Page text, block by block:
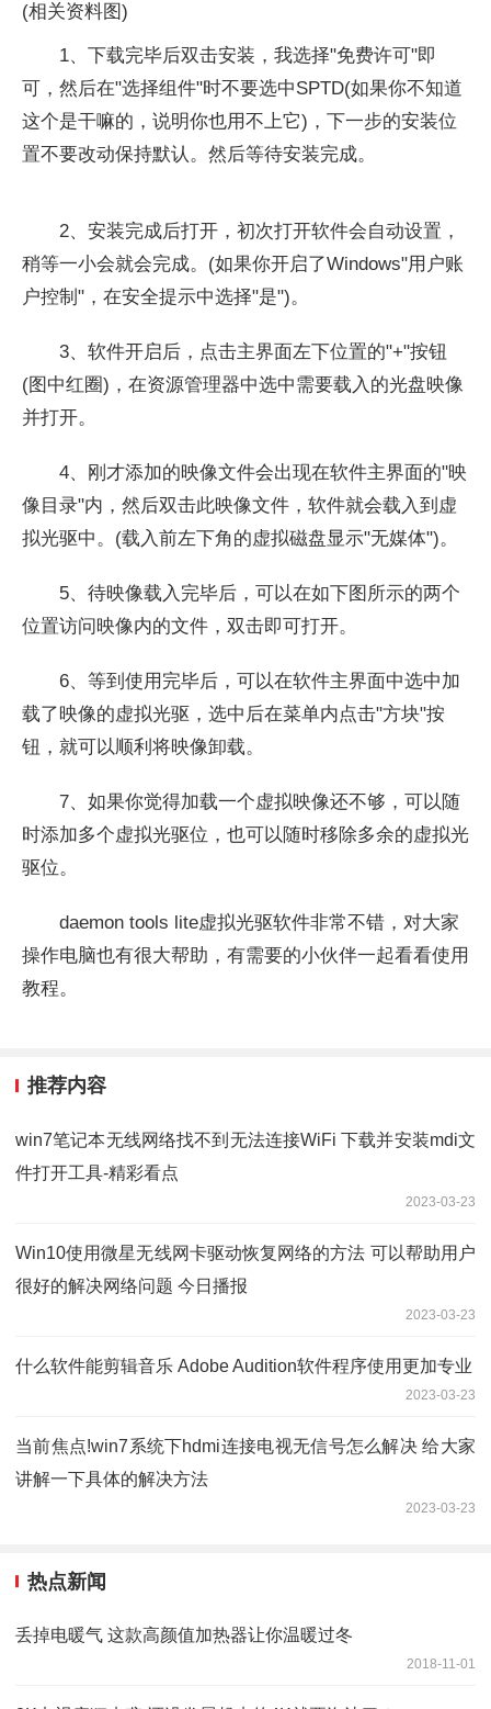
(相关资料图)
1、 下载完毕后双击安装，我选择"免费许可"即
可，然后在"选择组件"时不要选中SPTD(如果你不知道
这个是干嘛的，说明你也用不上它)，下一步的安装位
置不要改动保持默认。然后等待安装完成。
2、 安装完成后打开，初次打开软件会自动设置，
稍等一小会就会完成。(如果你开启了Windows"用户账
户控制"，在安全提示中选择"是")。
3、 软件开启后，点击主界面左下位置的"+"按钮
(图中红圈)，在资源管理器中选中需要载入的光盘映像
并打开。
4、
刚才添加的映像文件会出现在软件主界面的"映
像目录"内，然后双击此映像文件，软件就会载入到虚
拟光驱中。(载入前左下角的虚拟磁盘显示"无媒体")。
5、 待映像载入完毕后，可以在如下图所示的两个
位置访问映像内的文件，双击即可打开。
6、 等到使用完毕后，可以在软件主界面中选中加
载了映像的虚拟光驱，选中后在菜单内点击"方块"按
钮，就可以顺利将映像卸载。
7、 如果你觉得加载一个虚拟映像还不够，可以随
时添加多个虚拟光驱位，也可以随时移除多余的虚拟光
驱位。
daemon tools lite虚拟光驱软件非常不错，对大家
操作电脑也有很大帮助，有需要的小伙伴一起看看使用
教程。
推荐内容
win7笔记本无线网络找不到无法连接WiFi 下载并安装mdi文
件打开工具-精彩看点
2023-03-23
Win10使用微星无线网卡驱动恢复网络的方法 可以帮助用户
很好的解决网络问题 今日播报
2023-03-23
什么软件能剪辑音乐 Adobe Audition软件程序使用更加专业
2023-03-23
当前焦点!win7系统下hdmi连接电视无信号怎么解决 给大家
讲解一下具体的解决方法
2023-03-23
热点新闻
丢掉电暖气 这款高颜值加热器让你温暖过冬
2018-11-01